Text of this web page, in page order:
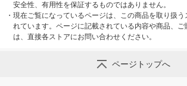
安全性、有用性を保証するものではありません。
・ 現在ご覧になっているページは、この商品を取り扱う
れています。ページに記載されている内容や商品、ご
は、直接各ストアにお問い合わせください。
ページトップへ